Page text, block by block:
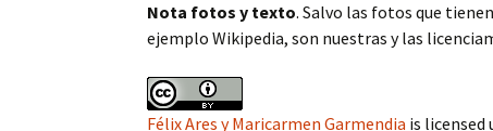
Nota fotos y texto. Salvo las fotos que
ejemplo Wikipedia, son nuestras y las
Félix Ares y Maricarmen Garmendia is licensed